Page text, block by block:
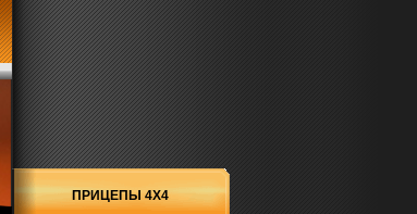
ПРИЦЕПЫ 4X4